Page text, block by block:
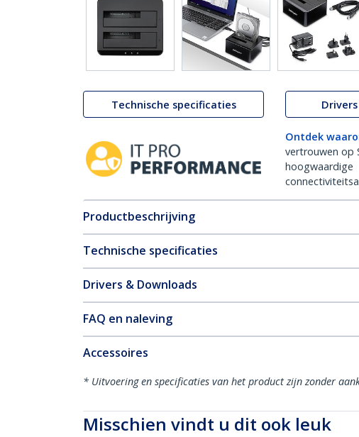
Technische specificaties
Ontdek
vertrouwen op
hoogwaardige
Productbeschrijving
Technische specificaties
Drivers & Downloads
FAQ en naleving
Accessoires
* Uitvoering en specificaties van het product zijn zonder
Misschien vindt u dit ook leuk